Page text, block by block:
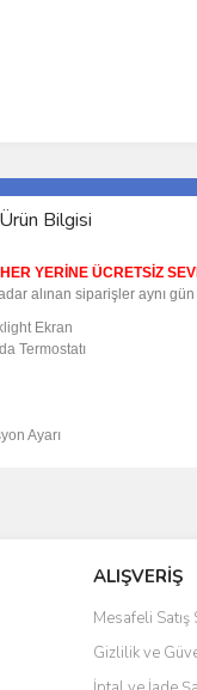
Ürün Bilgisi
YERİNE ÜCRETSİZ
alınan siparişler aynı
Ekran
Termostatı
Ayarı
kalitesiz, bozuk veya
eksik bilgiler
hatalar bulunuyor.
diğer sitelerden daha pahalı.
ALIŞVERİŞ
Mesafeli
Gizlilik ve